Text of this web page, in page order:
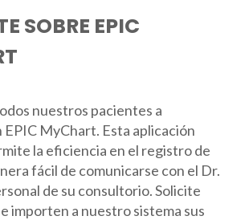
SOBRE EPIC
nuestros pacientes a
MyChart. Esta aplicación
la eficiencia en el registro de
fácil de comunicarse con el Dr.
de su consultorio. Solicite
importen a nuestro sistema sus